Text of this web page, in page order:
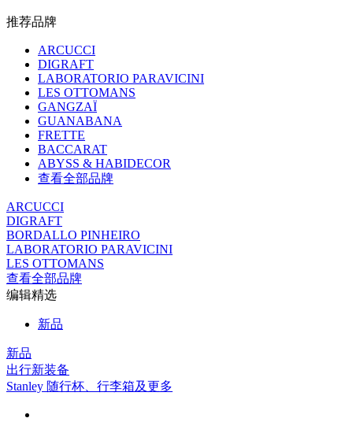
推荐品牌
ARCUCCI
DIGRAFT
LABORATORIO PARAVICINI
LES OTTOMANS
GANGZAÏ
GUANABANA
FRETTE
BACCARAT
ABYSS & HABIDECOR
查看全部品牌
ARCUCCI
DIGRAFT
BORDALLO PINHEIRO
LABORATORIO PARAVICINI
LES OTTOMANS
查看全部品牌
编辑精选
新品
新品
出行新装备
Stanley 随行杯、行李箱及更多